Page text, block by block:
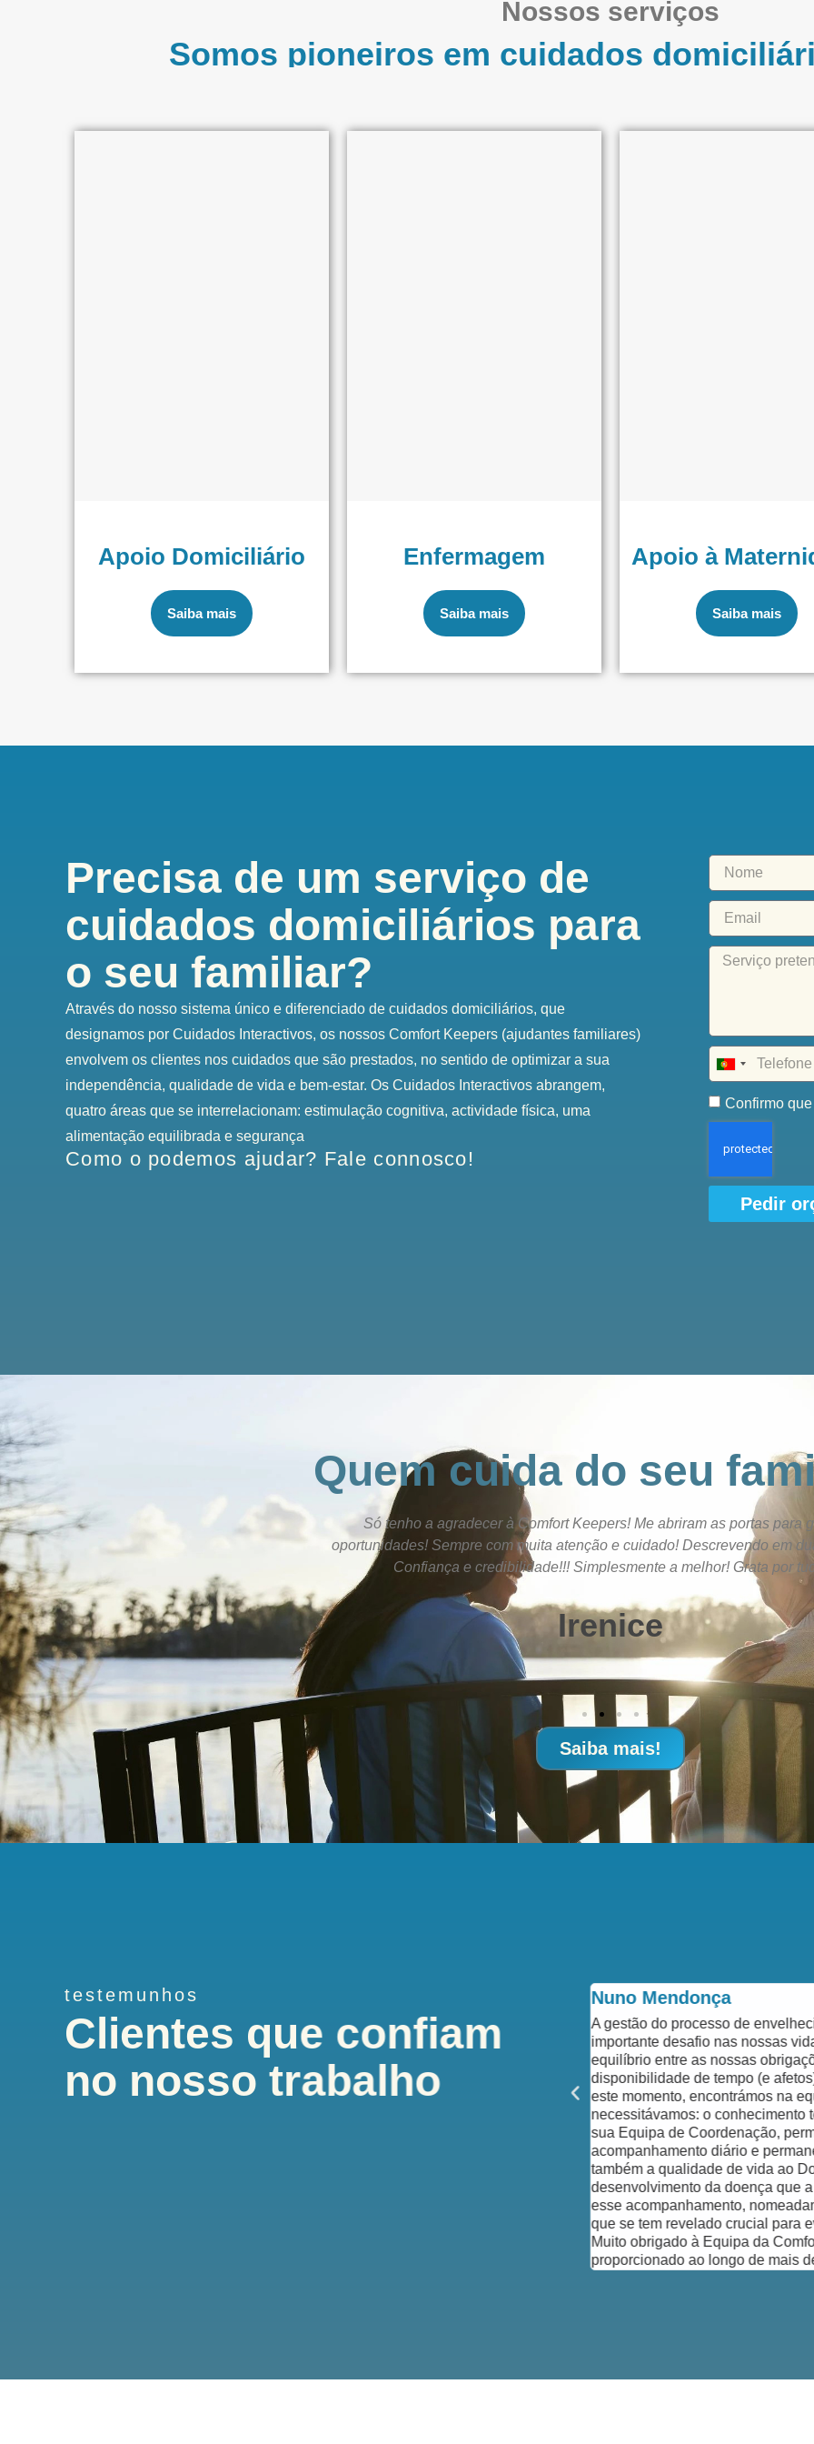
Nossos serviços
Somos pioneiros em cuidados
Apoio Domiciliário
Saiba mais
Enfermagem
Saiba mais
Apoio à
Saiba mais
Precisa de um serviço de
cuidados domiciliários para
o seu familiar?
Através do nosso sistema único e diferenciado de cuidados domiciliários, que
designamos por Cuidados Interactivos, os nossos Comfort Keepers (ajudantes familiares)
envolvem os clientes nos cuidados que são prestados, no sentido de optimizar a sua
independência, qualidade de vida e bem-estar. Os Cuidados Interactivos abrangem,
quatro áreas que se interrelacionam: estimulação cognitiva, actividade física, uma
alimentação equilibrada e segurança
Como o podemos ajudar? Fale connosco!
Portugal
Confirmo
Pedir
Saiba mais!
fazer 1 ano e estou adorando trabalhar
equipa são eles... Comfort keepers ?.
Só tenho a agradecer à Comfort Keepers! Me abriram as portas para
oportunidades! Sempre com muita atenção e cuidado! Descrevendo em
Confiança e credibilidade!!! Simplesmente a melhor! Grata por
Irenice
Quem cuida do seu
testemunhos
Clientes que confiam
no nosso trabalho
Ana Líbano Monteiro
Depois de alguns anos a gerir múltiplos apoios para os meus Pais, com toda a
complicação que isso pode ter, uma amiga sugeriu-me a Comfort Keepers. Fez
toda a diferença! São uma equipa de grande profissionalismo e humanidade, com
um cuidado especial em ir ao encontro do que o cliente e a sua família precisam.
Recomendo vivamente! Com os meus cumprimentos.
Nuno Mendonça
A gestão do processo de
importante desafio nas nossas
equilíbrio entre as nossas
disponibilidade de tempo (e
este momento, encontrámos na
necessitávamos: o conhecimento
sua Equipa de Coordenação,
acompanhamento diário e
também a qualidade de vida ao
desenvolvimento da doença que
esse acompanhamento,
que se tem revelado crucial para
Muito obrigado à Equipa da
proporcionado ao longo de mais